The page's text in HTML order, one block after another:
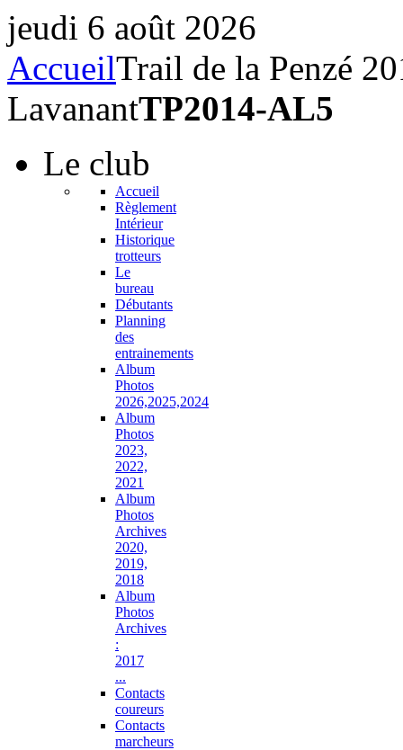
jeudi 6 août 2026
AccueilTrail de la Penzé
LavanantTP2014-AL5
Le club
Accueil
Règlement
Intérieur
Historique
trotteurs
Le
bureau
Débutants
Planning
des
entrainements
Album
Photos
2026,2025,2024
Album
Photos
2023,
2022,
2021
Album
Photos
Archives
2020,
2019,
2018
Album
Photos
Archives
:
2017
...
Contacts
coureurs
Contacts
marcheurs